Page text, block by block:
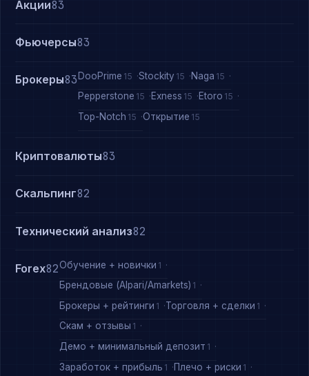
Акции83
Фьючерсы83
Брокеры83 DooPrime 15 Stockity 15 Naga 15
Pepperstone 15 Exness 15 Etoro 15
Top-Notch 15 Открытие 15
Криптовалюты83
Скальпинг82
Технический анализ82
Forex82Обучение + новички 1
Брендовые (Alpari/Amarkets) 1
Брокеры + рейтинги 1 Торговля + сделки 1
Скам + отзывы 1
Демо + минимальный депозит 1
Заработок + прибыль 1 Плечо + риски 1